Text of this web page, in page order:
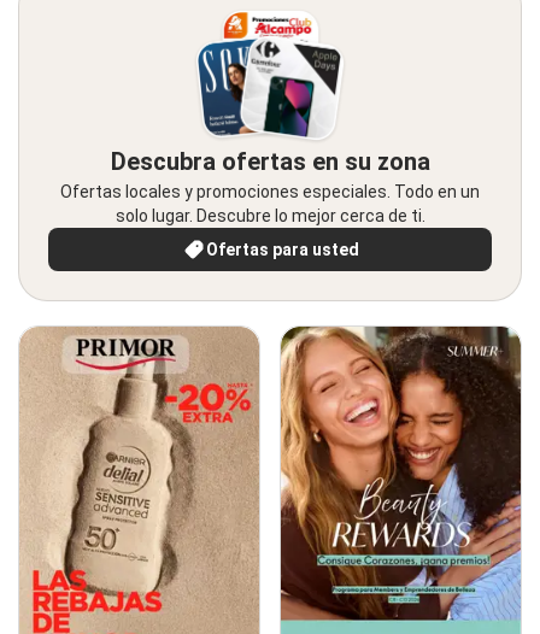
Descubra ofertas en su zona
Ofertas locales y promociones especiales. Todo en un
solo lugar. Descubre lo mejor cerca de ti.
Ofertas para usted